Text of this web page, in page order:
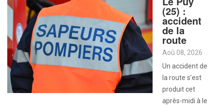
(25) :
accident
de la
route
Aoû 08, 2026
Un accident de
la route s’est
produit cet
après-midi à le